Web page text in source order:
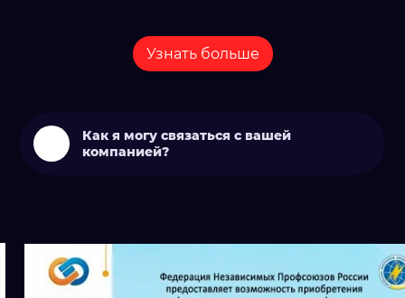
Узнать больше
Как я могу связаться с вашей
компанией?